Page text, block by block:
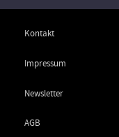
Kontakt
Impressum
Newsletter
AGB